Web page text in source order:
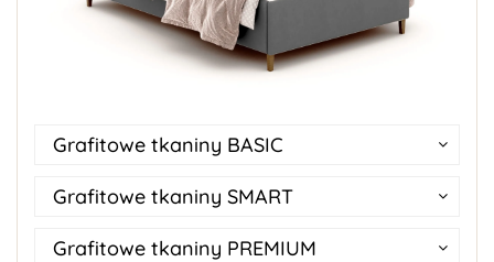
Grafitowe tkaniny BASIC
Grafitowe tkaniny SMART
Grafitowe tkaniny PREMIUM